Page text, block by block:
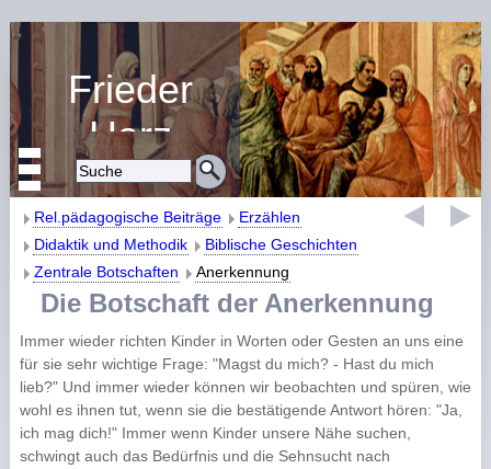
Frieder
Harz
Religiöse Erziehung
und Bildung
Rel.pädagogische Beiträge
Erzählen
Didaktik und Methodik
Biblische Geschichten
Zentrale Botschaften
Anerkennung
Die Botschaft der Anerkennung
Immer wieder richten Kinder in Worten oder Gesten an uns eine
für sie sehr wichtige Frage: "Magst du mich? - Hast du mich
lieb?" Und immer wieder können wir beobachten und spüren, wie
wohl es ihnen tut, wenn sie die bestätigende Antwort hören: "Ja,
ich mag dich!" Immer wenn Kinder unsere Nähe suchen,
schwingt auch das Bedürfnis und die Sehnsucht nach